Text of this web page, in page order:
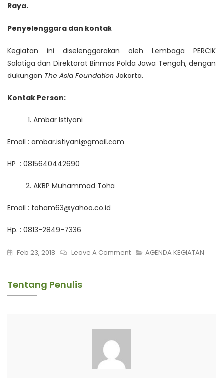
Raya.
Penyelenggara dan kontak
Kegiatan ini diselenggarakan oleh Lembaga PERCIK
Salatiga dan Direktorat Binmas Polda Jawa Tengah, dengan
dukungan The Asia Foundation Jakarta.
Kontak Person:
Ambar Istiyani
Email : ambar.istiyani@gmail.com
HP : 0815640442690
AKBP Muhammad Toha
Email : toham63@yahoo.co.id
Hp. : 0813-2849-7336
Feb 23, 2018 Leave A CommentOn
20/02/2018
AGENDA KEGIATAN
Tentang Penulis